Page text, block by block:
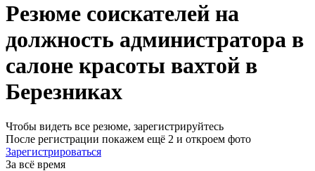
Резюме соискателей на
должность администратора в
салоне красоты вахтой в
Березниках
Чтобы видеть все резюме, зарегистрируйтесь
После регистрации покажем ещё 2 и откроем фото
Зарегистрироваться
За всё время